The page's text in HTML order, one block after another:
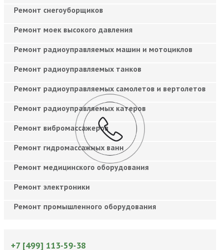
Ремонт снегоуборщиков
Ремонт моек высокого давления
Ремонт радиоуправляемых машин и мотоциклов
Ремонт радиоуправляемых танков
Ремонт радиоуправляемых самолетов и вертолетов
Ремонт радиоуправляемых катеров
Ремонт вибромассажеров
Ремонт гидромассажных ванн
Ремонт медицинского оборудования
Ремонт электроники
Ремонт промышленного оборудования
+7 [499] 113-59-38